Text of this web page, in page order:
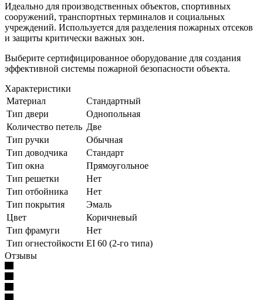
Идеально для производственных объектов, спортивных
сооружений, транспортных терминалов и социальных
учреждений. Используется для разделения пожарных отсеков
и защиты критически важных зон.
Выберите сертифицированное оборудование для создания
эффективной системы пожарной безопасности объекта.
Характеристики
Материал
Стандартный
Тип двери
Однопольная
Количество петель Две
Тип ручки
Обычная
Тип доводчика
Стандарт
Тип окна
Прямоугольное
Тип решетки
Нет
Тип отбойника
Нет
Тип покрытия
Эмаль
Цвет
Коричневый
Тип фрамуги
Нет
Тип огнестойкости EI 60 (2-го типа)
Отзывы